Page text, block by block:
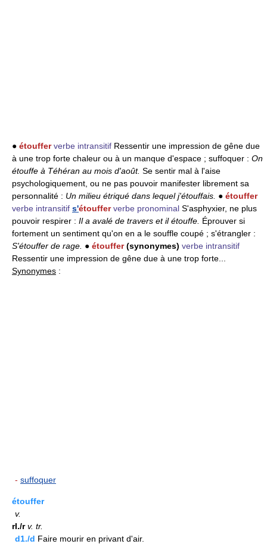
● étouffer verbe intransitif Ressentir une impression de gêne due
à une trop forte chaleur ou à un manque d'espace ; suffoquer : On
étouffe à Téhéran au mois d'août. Se sentir mal à l'aise
psychologiquement, ou ne pas pouvoir manifester librement sa
personnalité : Un milieu étriqué dans lequel j'étouffais. ● étouffer
verbe intransitif s'étouffer verbe pronominal S'asphyxier, ne plus
pouvoir respirer : Il a avalé de travers et il étouffe. Éprouver si
fortement un sentiment qu'on en a le souffle coupé ; s'étrangler :
S'étouffer de rage. ● étouffer(synonymes) verbe intransitif
Ressentir une impression de gêne due à une trop forte...
Synonymes :
- suffoquer
étouffer
v.
rI./r v. tr.
d1./d Faire mourir en privant d'air.